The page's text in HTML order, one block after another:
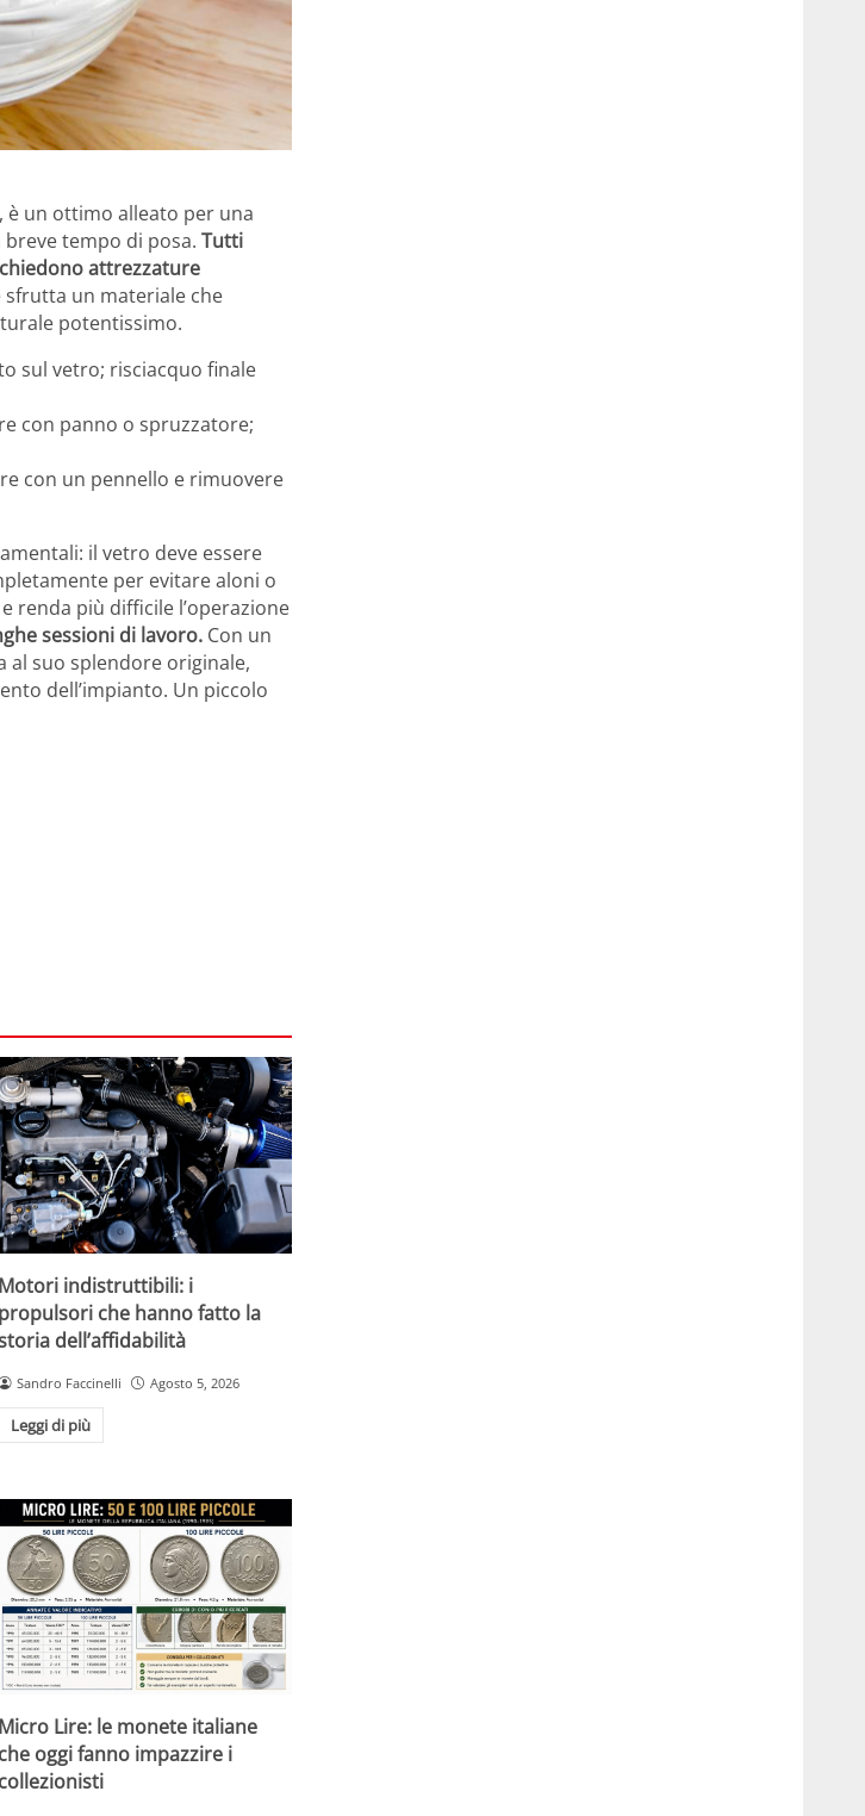
è un ottimo alleato per una
tempo di posa. Tutti
attrezzature
un materiale che
potentissimo.
sul vetro; risciacquo finale
con panno o spruzzatore;
con un pennello e rimuovere
il vetro deve essere
per evitare aloni o
renda più difficile l’operazione
sessioni di lavoro. Con un
suo splendore originale,
dell’impianto. Un piccolo
Motori indistruttibili: i
propulsori che hanno fatto la
dell’affidabilità
Sandro Faccinelli Agosto 5, 2026
Leggi di più
Micro Lire: le monete italiane
che oggi fanno impazzire i
collezionisti